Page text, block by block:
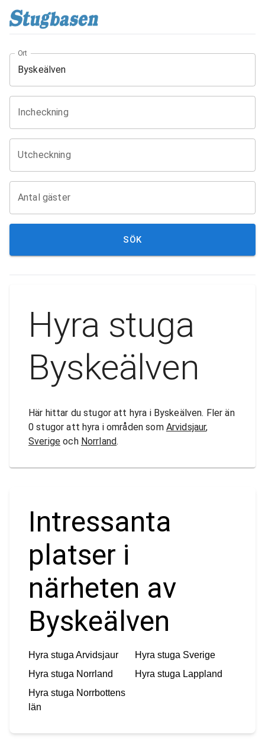
Ort
Incheckning
Utcheckning
Antal gäster
SÖK
Hyra stuga
Byskeälven
Här hittar du stugor att hyra i Byskeälven. Fler än
0 stugor att hyra i områden som Arvidsjaur,
Sverige och Norrland.
Intressanta
platser i
närheten av
Byskeälven
Hyra stuga Arvidsjaur Hyra stuga Sverige
Hyra stuga Norrland Hyra stuga Lappland
Hyra stuga Norrbottens
län